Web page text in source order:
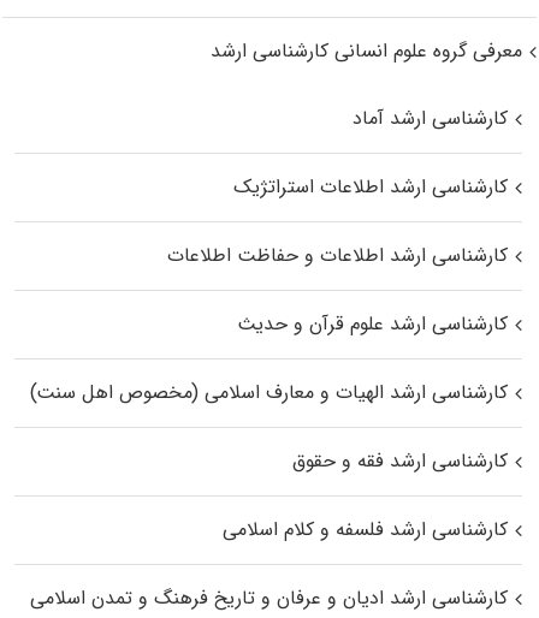
معرفی گروه علوم انسانی کارشناسی ارشد
کارشناسی ارشد آماد
کارشناسی ارشد اطلاعات استراتژیک
کارشناسی ارشد اطلاعات و حفاظت اطلاعات
کارشناسی ارشد علوم قرآن و حدیث
کارشناسی ارشد الهیات و معارف اسلامی (مخصوص اهل سنت)
کارشناسی ارشد فقه و حقوق
کارشناسی ارشد فلسفه و کلام اسلامی
کارشناسی ارشد ادیان و عرفان و تاریخ فرهنگ و تمدن اسلامی